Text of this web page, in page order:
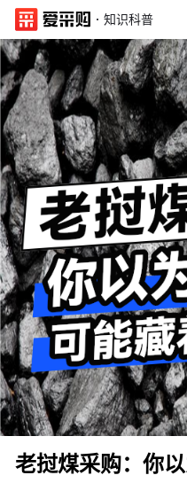
· 知识科普
老挝煤采购：你